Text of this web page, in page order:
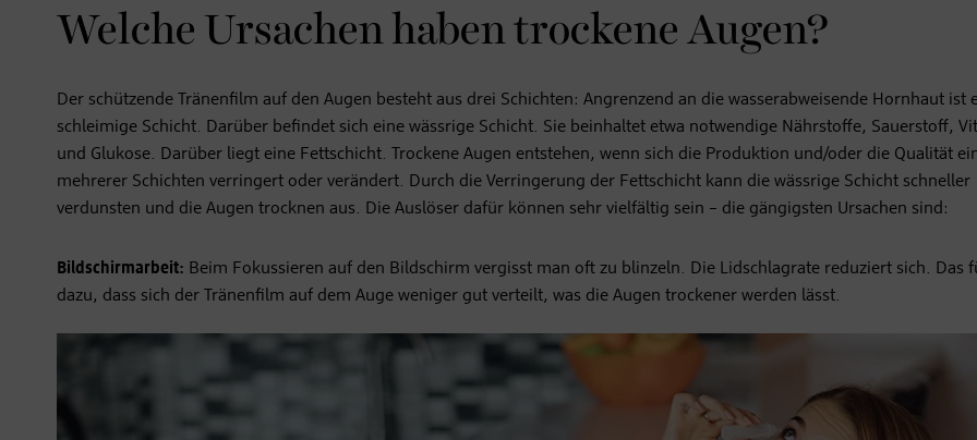
Welche Ursachen haben trockene Augen?
Der schützende Tränenfilm auf den Augen besteht aus drei Schichten: Angrenzend an die wasserabweisende Hornhaut ist
schleimige Schicht. Darüber befindet sich eine wässrige Schicht. Sie beinhaltet etwa notwendige Nährstoffe, Sauerstoff,
und Glukose. Darüber liegt eine Fettschicht. Trockene Augen entstehen, wenn sich die Produktion und/oder die Qualität
mehrerer Schichten verringert oder verändert. Durch die Verringerung der Fettschicht kann die wässrige Schicht schneller
verdunsten und die Augen trocknen aus. Die Auslöser dafür können sehr vielfältig sein – die gängigsten Ursachen sind:
Bildschirmarbeit: Beim Fokussieren auf den Bildschirm vergisst man oft zu blinzeln. Die Lidschlagrate reduziert sich. Das
dazu, dass sich der Tränenfilm auf dem Auge weniger gut verteilt, was die Augen trockener werden lässt.